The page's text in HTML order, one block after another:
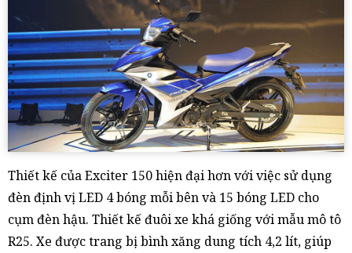
Thiết kế của Exciter 150 hiện đại hơn với việc sử dụng
đèn định vị LED 4 bóng mỗi bên và 15 bóng LED cho
cụm đèn hậu. Thiết kế đuôi xe khá giống với mẫu mô tô
R25. Xe được trang bị bình xăng dung tích 4,2 lít, giúp